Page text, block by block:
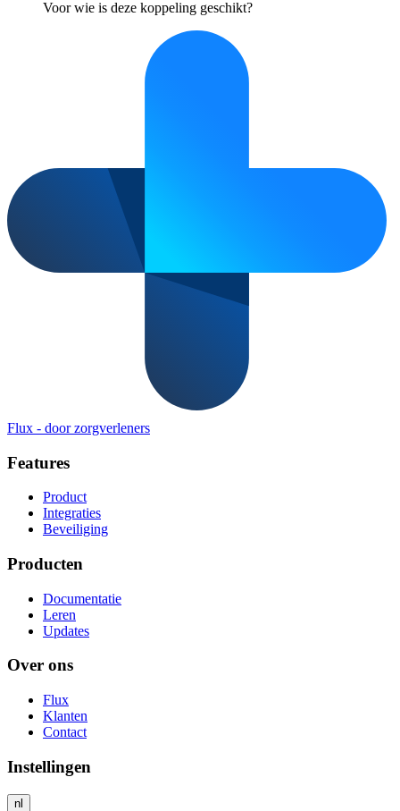
Voor wie is deze koppeling geschikt?
Flux - door zorgverleners
Features
Product
Integraties
Beveiliging
Producten
Documentatie
Leren
Updates
Over ons
Flux
Klanten
Contact
Instellingen
nl